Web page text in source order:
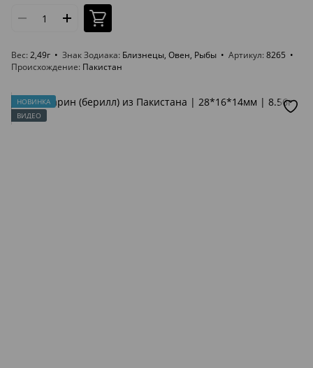
Вес 2,49г Знак Зодиака Близнецы, Овен, Рыбы Артикул 8265
Происхождение Пакистан
НОВИНКА
ВИДЕО